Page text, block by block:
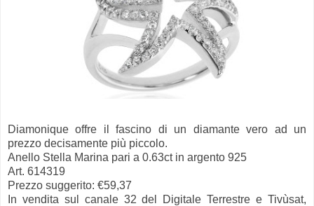
Diamonique offre il fascino di un diamante vero ad un
prezzo decisamente più piccolo.
Anello Stella Marina pari a 0.63ct in argento 925
Art. 614319
Prezzo suggerito: €59,37
In vendita sul canale 32 del Digitale Terrestre e Tivùsat,